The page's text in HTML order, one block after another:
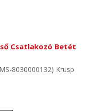
Csatlakozó Betét
8030000132) Krusp